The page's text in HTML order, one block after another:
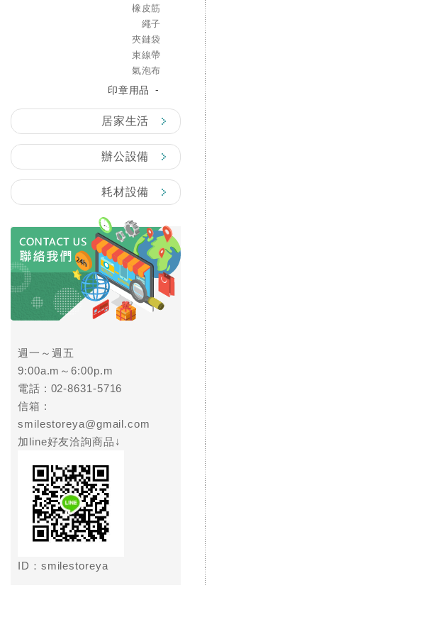
橡皮筋
繩子
夾鏈袋
束線帶
氣泡布
印章用品
居家生活
辦公設備
耗材設備
週一～週五
9:00a.m～6:00p.m
電話 : 02-8631-5716
信箱 :
smilestoreya@gmail.com
加line好友洽詢商品↓
ID：smilestoreya